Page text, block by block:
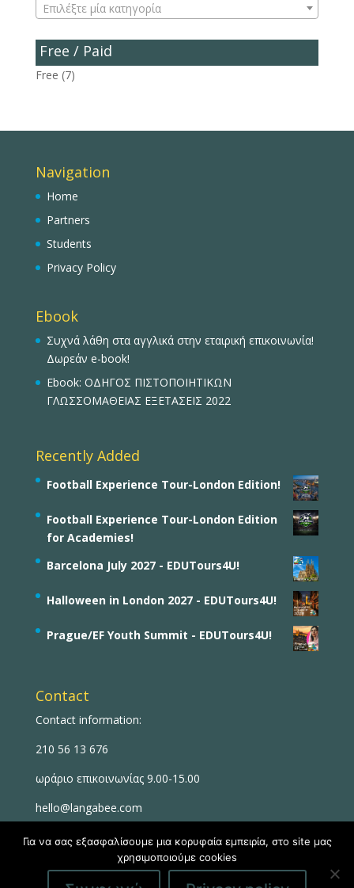
Επιλέξτε μία κατηγορία
Free / Paid
Free (7)
Navigation
Home
Partners
Students
Privacy Policy
Ebook
Συχνά λάθη στα αγγλικά στην εταιρική επικοινωνία!
Δωρεάν e-book!
Ebook: ΟΔΗΓΟΣ ΠΙΣΤΟΠΟΙΗΤΙΚΩΝ
ΓΛΩΣΣΟΜΑΘΕΙΑΣ ΕΞΕΤΑΣΕΙΣ 2022
Recently Added
Football Experience Tour-London Edition!
Football Experience Tour-London Edition
for Academies!
Barcelona July 2027 - EDUTours4U!
Halloween in London 2027 - EDUTours4U!
Prague/EF Youth Summit - EDUTours4U!
Contact
Contact information:
210 56 13 676
ωράριο επικοινωνίας 9.00-15.00
hello@langabee.com
Για να σας εξασφαλίσουμε μια κορυφαία εμπειρία, στο site μας
χρησιμοποιούμε cookies